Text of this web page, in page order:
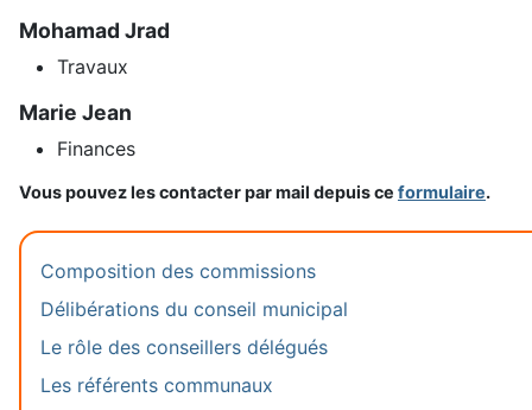
Mohamad Jrad
Travaux
Marie Jean
Finances
Vous pouvez les contacter par mail depuis ce formulaire.
Composition des commissions
Délibérations du conseil municipal
Le rôle des conseillers délégués
Les référents communaux